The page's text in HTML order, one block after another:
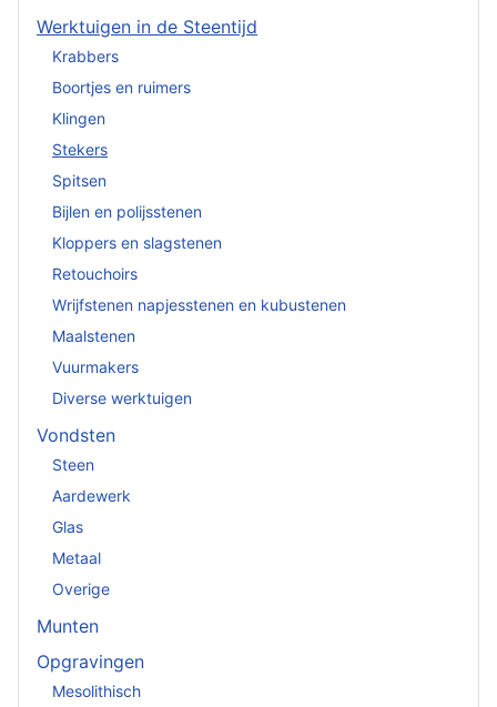
Werktuigen in de Steentijd
Krabbers
Boortjes en ruimers
Klingen
Stekers
Spitsen
Bijlen en polijsstenen
Kloppers en slagstenen
Retouchoirs
Wrijfstenen napjesstenen en kubustenen
Maalstenen
Vuurmakers
Diverse werktuigen
Vondsten
Steen
Aardewerk
Glas
Metaal
Overige
Munten
Opgravingen
Mesolithisch